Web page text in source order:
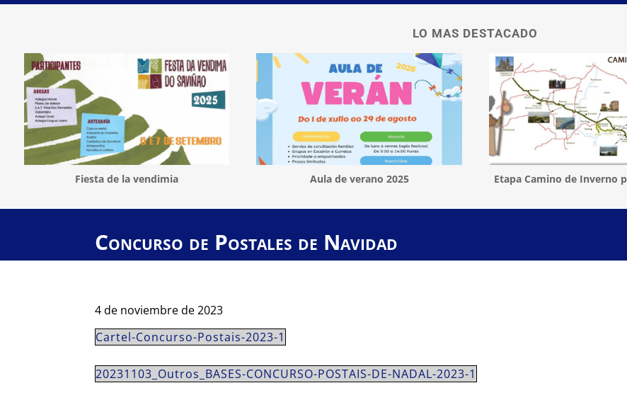
LO MAS DESTACADO
Fiesta de la vendimia Aula de verano 2025 Etapa Camino de Inverno
Concurso de Postales de Navidad
4 de noviembre de 2023
Cartel-Concurso-Postais-2023-1
20231103_Outros_BASES-CONCURSO-POSTAIS-DE-NADAL-2023-1